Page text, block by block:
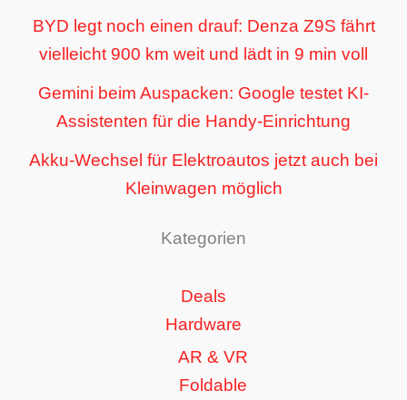
BYD legt noch einen drauf: Denza Z9S fährt
vielleicht 900 km weit und lädt in 9 min voll
Gemini beim Auspacken: Google testet KI-
Assistenten für die Handy-Einrichtung
Akku-Wechsel für Elektroautos jetzt auch bei
Kleinwagen möglich
Kategorien
Deals
Hardware
AR & VR
Foldable